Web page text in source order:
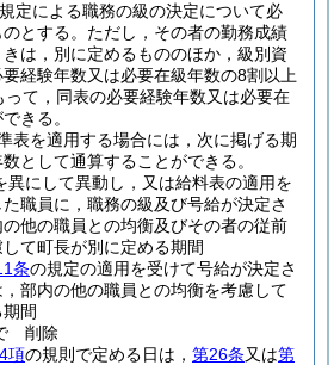
定による職務の級の決定について必
とする。 ただし，その者の勤務成績
は，別に定めるもののほか，級別資
経験年数又は必要在級年数の8割以上
て，同表の必要経験年数又は必要在
きる。
表を適用する場合には，次に掲げる期
として通算することができる。
異にして異動し，又は給料表の適用を
職員に，職務の級及び号給が決定さ
他の職員との均衡及びその者の従前
て町長が別に定める期間
条の規定の適用を受けて号給が決定さ
部内の他の職員との均衡を考慮して
間
削除
項の規則で定める日は， 第26条又は第